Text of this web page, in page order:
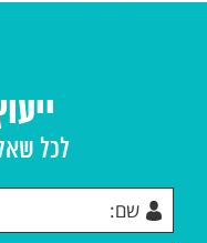
לכל